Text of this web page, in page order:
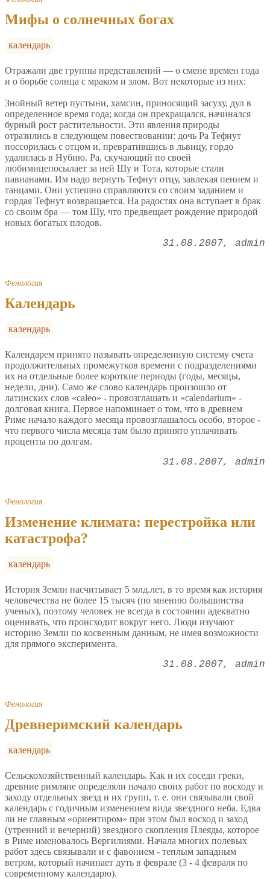
Мифы о солнечных богах
календарь
Отражали две группы представлений — о смене времен года
и о борьбе солнца с мраком и злом. Вот некоторые из них:
Знойный ветер пустыни, хамсин, приносящий засуху, дул в
определенное время года; когда он прекращался, начинался
бурный рост растительности. Эти явления природы
отразились в следующем повествовании: дочь Ра Тефнут
поссорилась с отцом и, превратившись в львицу, гордо
удалилась в Нубию. Ра, скучающий по своей
любимицепосылает за ней Шу и Тота, которые стали
павианами. Им надо вернуть Тефнут отцу, завлекая пением и
танцами. Они успешно справляются со своим заданием и
гордая Тефнут возвращается. На радостях она вступает в брак
со своим бра — том Шу, что предвещает рождение природой
новых богатых плодов.
31.08.2007 admin
Фенология
Календарь
календарь
Календарем принято называть определенную систему счета
продолжительных промежутков времени с подразделениями
их на отдельные более короткие периоды (годы, месяцы,
недели, дни). Само же слово календарь произошло от
латинских слов «caleo» - провозглашать и «calendarium» -
долговая книга. Первое напоминает о том, что в древнем
Риме начало каждого месяца провозглашалось особо, второе -
что первого числа месяца там было принято уплачивать
проценты по долгам.
31.08.2007 admin
Фенология
Изменение климата: перестройка или
катастрофа?
календарь
История Земли насчитывает 5 млд.лет, в то время как история
человечества не более 15 тысяч (по мнению большинства
ученых), поэтому человек не всегда в состоянии адекватно
оценивать, что происходит вокруг него. Люди изучают
историю Земли по косвенным данным, не имея возможности
для прямого эксперимента.
31.08.2007 admin
Фенология
Древнеримский календарь
календарь
Сельскохозяйственный календарь. Как и их соседи греки,
древние римляне определяли начало своих работ по восходу и
заходу отдельных звезд и их групп, т. е. они связывали свой
календарь с годичным изменением вида звездного неба. Едва
ли не главным «ориентиром» при этом был восход и заход
(утренний и вечерний) звездного скопления Плеяды, которое
в Риме именовалось Вергилиями. Начала многих полевых
работ здесь связывали и с фавонием - теплым западным
ветром, который начинает дуть в феврале (3 - 4 февраля по
современному календарю).